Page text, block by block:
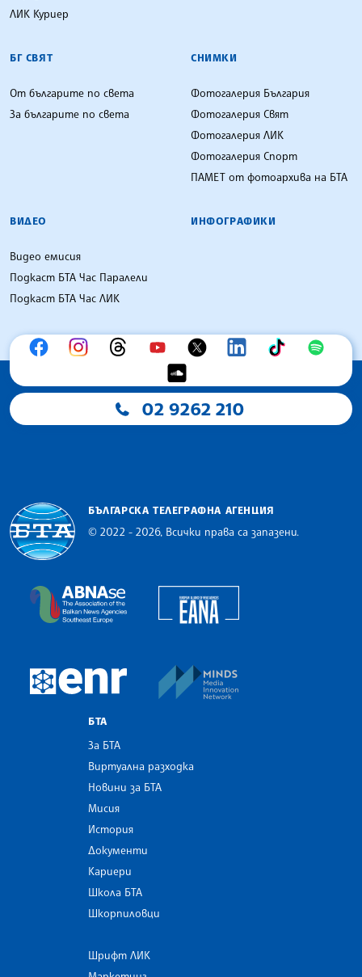
ЛИК Куриер
БГ СВЯТ
От българите по света
За българите по света
СНИМКИ
Фотогалерия България
Фотогалерия Свят
Фотогалерия ЛИК
Фотогалерия Спорт
ПАМЕТ от фотоархива на БТА
ВИДЕО
Видео емисия
Подкаст БТА Час Паралели
Подкаст БТА Час ЛИК
ИНФОГРАФИКИ
02 9262 210
БЪЛГАРСКА ТЕЛЕГРАФНА АГЕНЦИЯ
© 2022 - 2026, Всички права са запазени.
The Assocoation of the Balkan News Agencies
European Newsroom
БТА
За БТА
Виртуална разходка
Новини за БТА
Мисия
История
Документи
Кариери
Школа БТА
Шкорпиловци
Шрифт ЛИК